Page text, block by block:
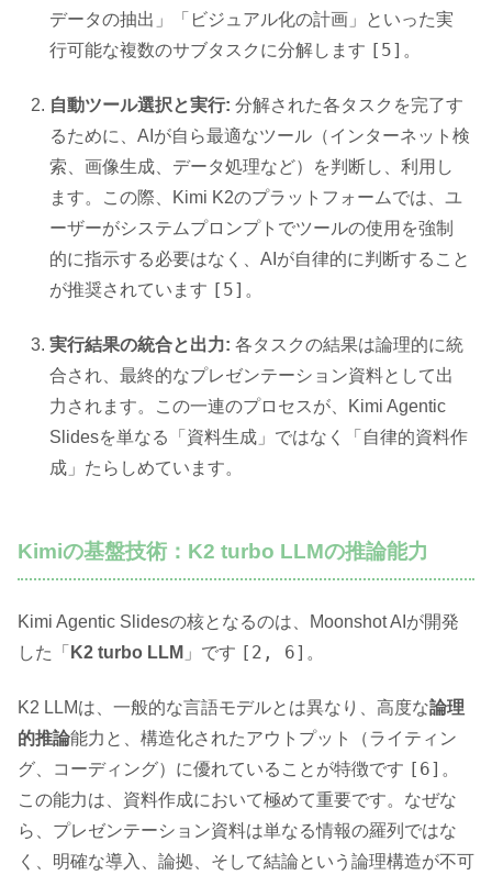
データの抽出」「ビジュアル化の計画」といった実
行可能な複数のサブタスクに分解します [5] 。
自動ツール選択と実行: 分解された各タスクを完了す
るために、AIが自ら最適なツール（インターネット検
索、画像生成、データ処理など）を判断し、利用し
ます。この際、Kimi K2のプラットフォームでは、ユ
ーザーがシステムプロンプトでツールの使用を強制
的に指示する必要はなく、AIが自律的に判断すること
が推奨されています [5] 。
実行結果の統合と出力: 各タスクの結果は論理的に統
合され、最終的なプレゼンテーション資料として出
力されます。この一連のプロセスが、Kimi Agentic
Slidesを単なる「資料生成」ではなく「自律的資料作
成」たらしめています。
Kimiの基盤技術：K2 turbo LLMの推論能力
Kimi Agentic Slidesの核となるのは、Moonshot AIが開発
した「 K2 turbo LLM 」です [2, 6] 。
K2 LLMは、一般的な言語モデルとは異なり、高度な論理
的推論能力と、構造化されたアウトプット（ライティン
グ、コーディング）に優れていることが特徴です [6] 。
この能力は、資料作成において極めて重要です。なぜな
ら、プレゼンテーション資料は単なる情報の羅列ではな
く、明確な導入、論拠、そして結論という論理構造が不可